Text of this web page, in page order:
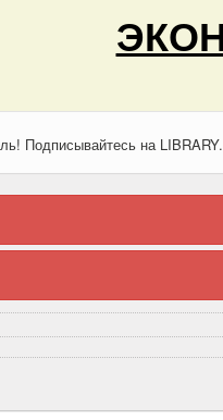
Подписывайтесь на